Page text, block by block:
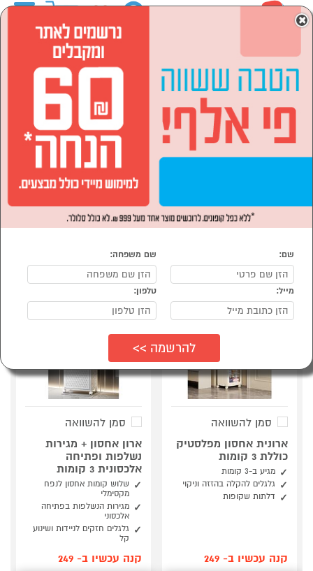
לבית ולגן
רהיטים לבית
ארונות
הסתר רשימת קטגוריות
ארונות נעליים (1) ארונות אמבטיה (4)
שידות בגדים וקומודות (4)
נמצאו 11 ארונות של DNA COMFORT
מיון: הפופולרים ביותר
סמן להשוואה
ארונית אחסון מפלסטיק
כוללת 3 קומות
מגיע ב-3 קומות
גלגלים להקלה בהזזה וניקוי
דלתות שקופות
קנה עכשיו ב- 249
סמן להשוואה
ארון אחסון + מגירות
נשלפות ופתיחה
אלכסונית 3 קומות
שלוש קומות אחסון לנפח
מקסימלי
מגירות הנשלפות בפתיחה
אלכסוני
גלגלים חזקים לניידות ושינוע
קל
קנה עכשיו ב- 249
×
שם: שם משפחה:
מייל: טלפון: